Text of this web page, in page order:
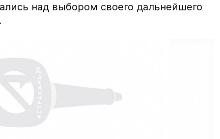
над выбором своего дальнейшего